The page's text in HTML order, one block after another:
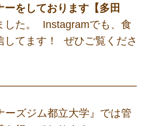
ーをしております【多田
した。 Instagramでも、食
してます！ ぜひご覧くださ
ーズジム都立大学』では管